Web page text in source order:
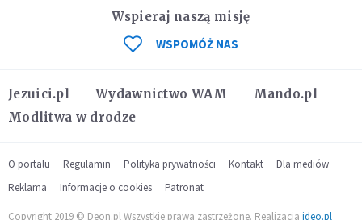
Jezuici.pl Wydawnictwo WAM
Mando.pl
Modlitwa w drodze
Wspieraj naszą misję
WSPOMÓŻ NAS
O portalu Regulamin Polityka prywatności Kontakt
Dla mediów
Reklama
Informacje o cookies Patronat
Copyright 2019 © Deon.pl Wszystkie prawa zastrzeżone. Realizacja ideo.pl